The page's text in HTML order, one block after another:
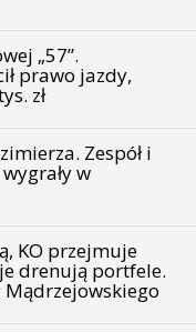
„57”.
prawo jazdy,
zł
Zespół i
w
KO przejmuje
drenują portfele.
Mądrzejowskiego